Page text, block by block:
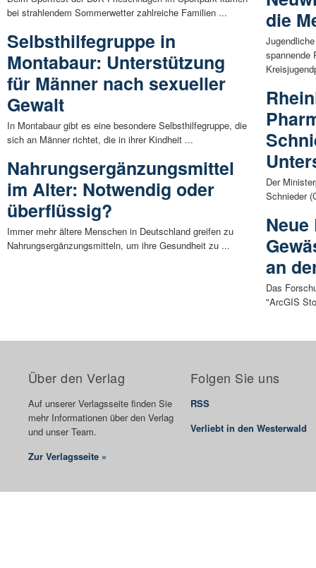
bei strahlendem Sommerwetter zahlreiche Familien ...
Selbsthilfegruppe in
Montabaur: Unterstützung
für Männer nach sexueller
Gewalt
In Montabaur gibt es eine besondere Selbsthilfegruppe, die
sich an Männer richtet, die in ihrer Kindheit ...
Nahrungsergänzungsmittel
im Alter: Notwendig oder
überflüssig?
Immer mehr ältere Menschen in Deutschland greifen zu
Nahrungsergänzungsmitteln, um ihre Gesundheit zu ...
die
spannende
Der
Schnieder
an
Das
"ArcGIS
Über den Verlag
Auf unserer Verlagsseite finden Sie
mehr Informationen über den Verlag
und unser Team.
Zur Verlagsseite »
Folgen Sie uns
RSS
Verliebt in den Westerwald